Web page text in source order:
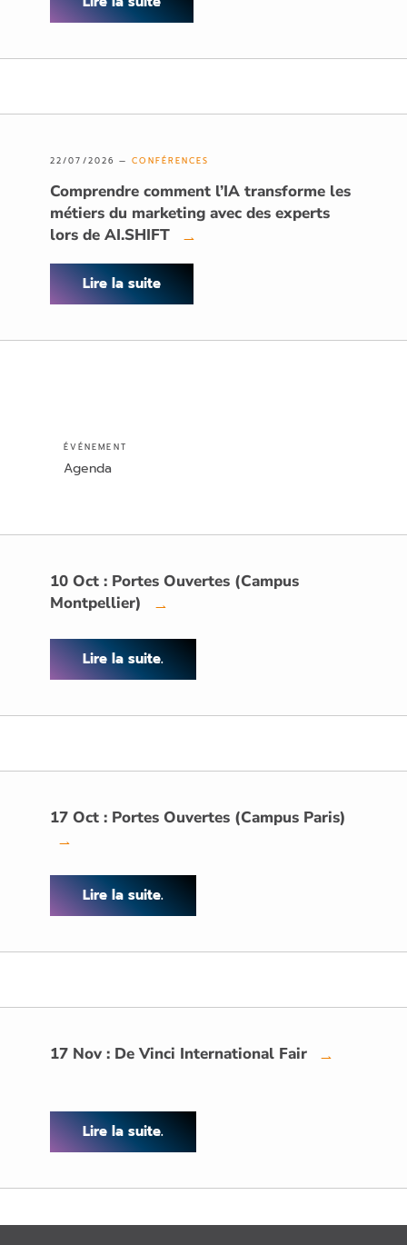
22/07/2026 —CONFÉRENCES
Comprendre comment l’IA transforme les
métiers du marketing avec des experts
lors de AI.SHIFT
→
Lire la suite
ÉVÉNEMENT
Agenda
10 Oct : Portes Ouvertes (Campus
Montpellier)
→
Lire la suite.
17 Oct : Portes Ouvertes (Campus Paris)
→
Lire la suite.
17 Nov : De Vinci International Fair →
Lire la suite.